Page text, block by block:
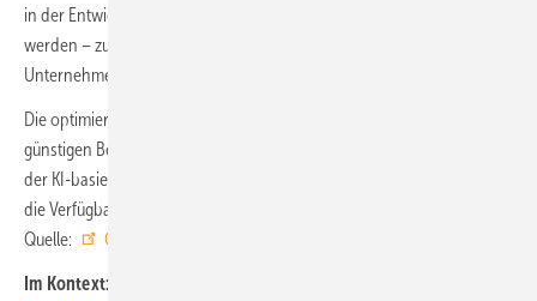
in der Entwicklung. Der Großteil des Stroms soll vor Ort verbraucht
werden – zur Wärmebereitstellung und zur Strombelieferung von
Unternehmen.
Die optimierte Steuerung der Wärmepumpe für einen sicheren und
günstigen Betrieb im Energiesystem erfolgt über einen Digital-Twin,
der KI-basiert die Wärmebedarfe im Netz, die Strommarktsituation und
die Verfügbarkeit anderer Wärmequellen prognostiziert. ■
Quelle:
GP Joule
Im Kontext: